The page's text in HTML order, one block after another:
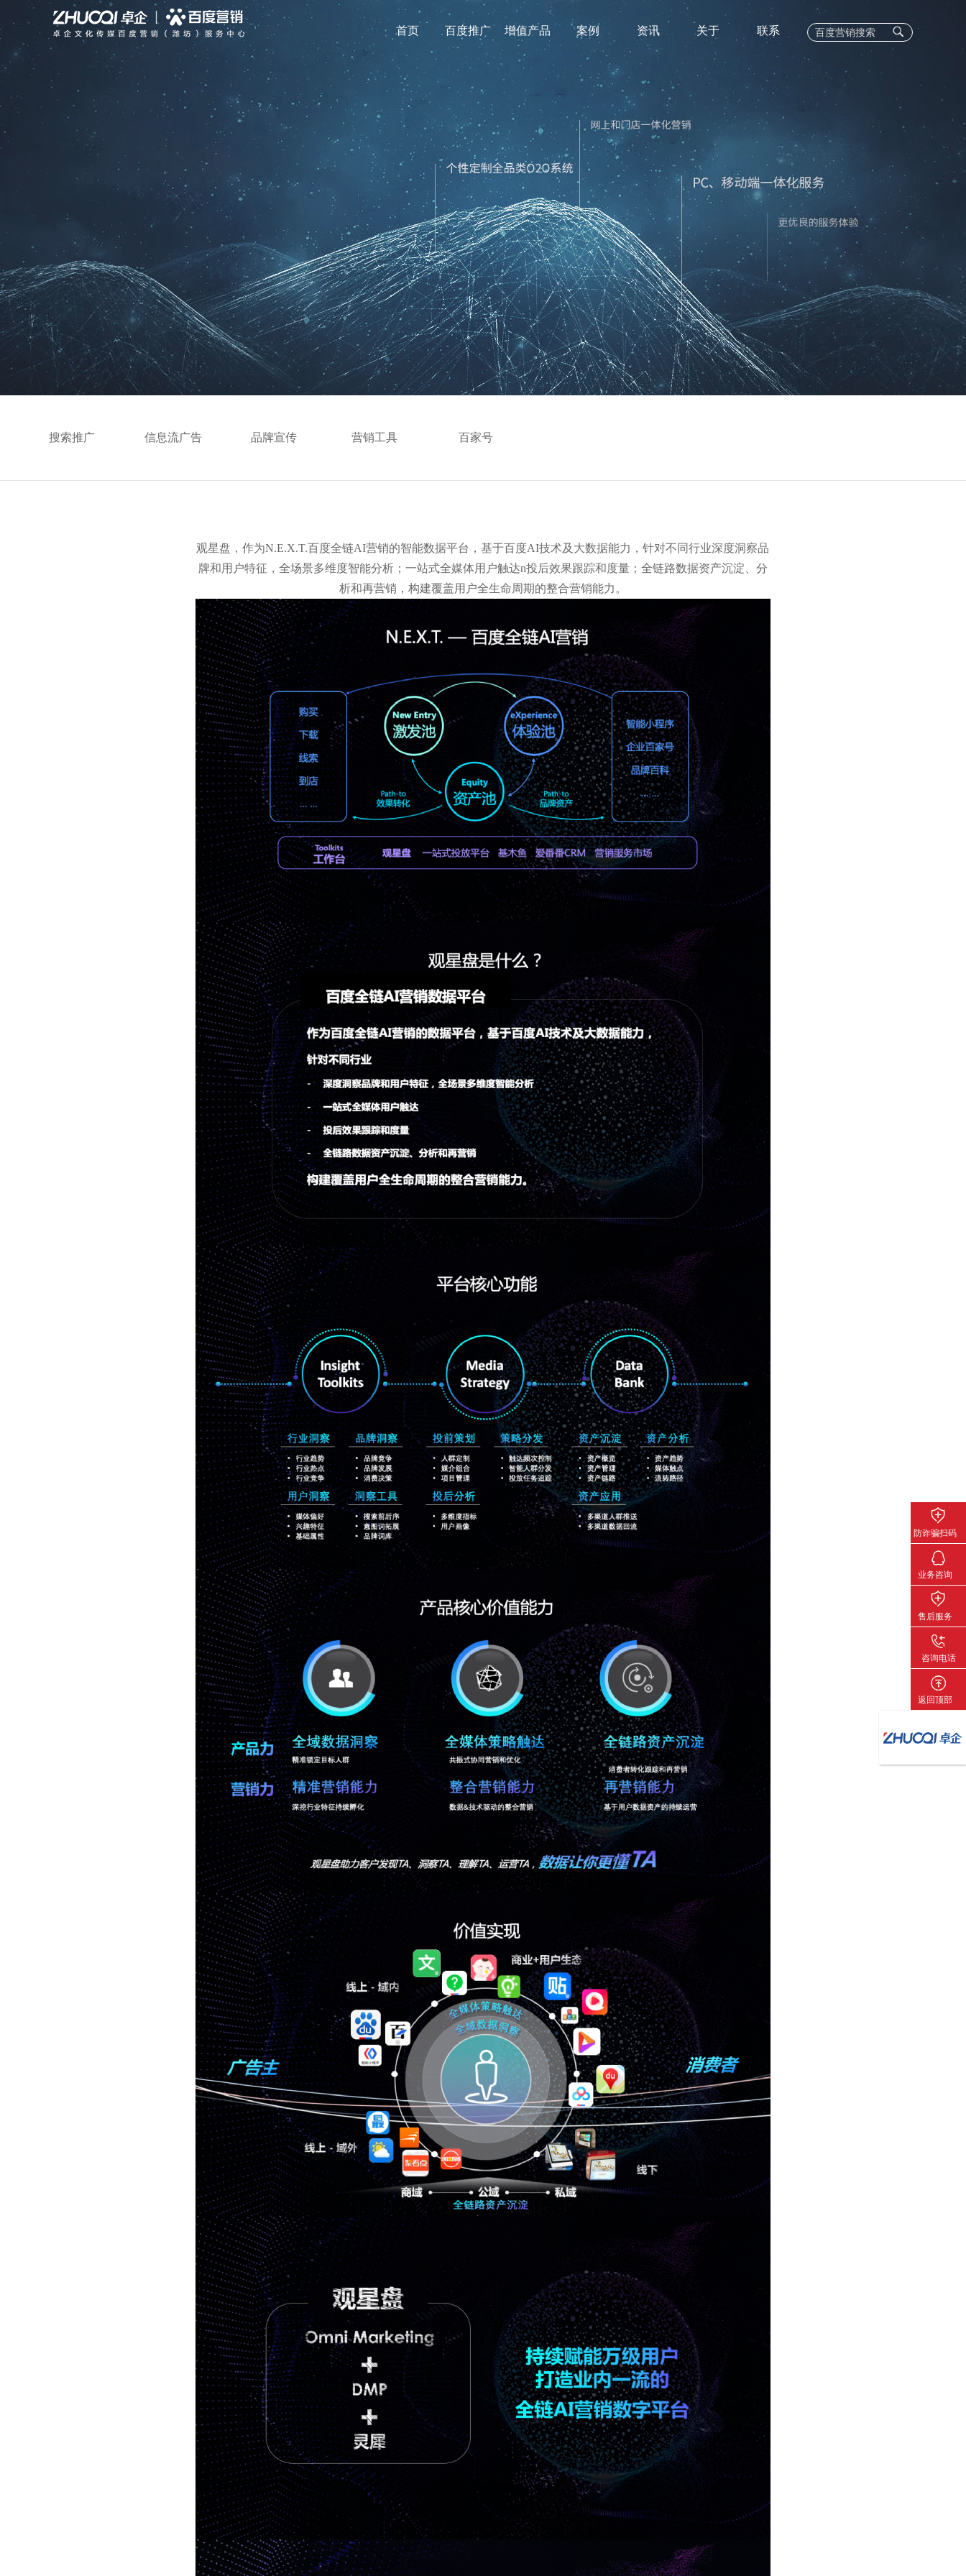
首页 百度推广
搜索推广 信息流推广 品牌宣传 百家号
增值产品
聚合新品 PC站 GEO优化 720全景地图 企业邮箱 IDC业务 400电话 EC
案例
智能响应式建站 营销型网站 聚合手机站 微网站
资讯
行业动态 公司新闻 基木鱼平台
关于
公司简介 专业团队 公司大事记
联系
防诈骗扫码
关注下载
业务咨询
售后服务
咨询电话
返回顶部
搜索推广 信息流广告 品牌宣传 营销工具 百家号
观星盘，作为N.E.X.T.百度全链AI营销的智能数据平台，基于百度AI技术及大数据能力，针对不同行业深度洞察品
牌和用户特征，全场景多维度智能分析；一站式全媒体用户触达n投后效果跟踪和度量；全链路数据资产沉淀、分
析和再营销，构建覆盖用户全生命周期的整合营销能力。